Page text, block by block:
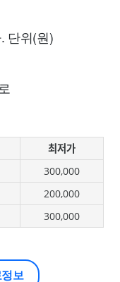
단위(원)
최저가
300,000
200,000
300,000
보